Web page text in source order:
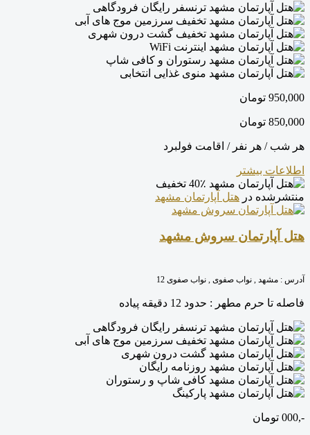
ترنسفر رایگان فرودگاهی
تخفیف سرزمین موج های آبی
تخفیف گشت درون شهری
اینترنت WiFi
رستوران و کافی شاپ
منوی غذایی انتخابی
950,000 تومان
850,000 تومان
هر شب / هر نفر / اقامت فولبرد
اطلاعات بیشتر
40٪ تخفیف
منتشرشده در هتل آپارتمان مشهد
هتل آپارتمان سروش مشهد
آدرس : مشهد , نواب صفوی , نواب صفوی 12
فاصله تا حرم مطهر : حدود 12 دقیقه پیاده
ترنسفر رایگان فرودگاهی
تخفیف سرزمین موج های آبی
گشت درون شهری
روزنامه رایگان
کافی شاپ و رستوران
پارکینگ
-,000 تومان